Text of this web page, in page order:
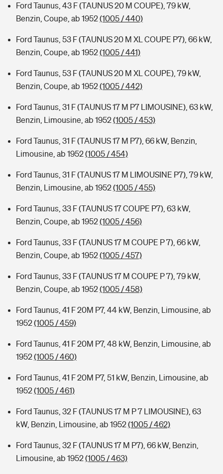
Ford Taunus, 43 F (TAUNUS 20 M COUPE), 79 kW,
Benzin, Coupe, ab 1952(1005 / 440)
Ford Taunus, 53 F (TAUNUS 20 M XL COUPE P7), 66 kW,
Benzin, Coupe, ab 1952(1005 / 441)
Ford Taunus, 53 F (TAUNUS 20 M XL COUPE), 79 kW,
Benzin, Coupe, ab 1952(1005 / 442)
Ford Taunus, 31 F (TAUNUS 17 M P7 LIMOUSINE), 63 kW,
Benzin, Limousine, ab 1952(1005 / 453)
Ford Taunus, 31 F (TAUNUS 17 M P7), 66 kW, Benzin,
Limousine, ab 1952(1005 / 454)
Ford Taunus, 31 F (TAUNUS 17 M LIMOUSINE P7), 79 kW,
Benzin, Limousine, ab 1952(1005 / 455)
Ford Taunus, 33 F (TAUNUS 17 COUPE P7), 63 kW,
Benzin, Coupe, ab 1952(1005 / 456)
Ford Taunus, 33 F (TAUNUS 17 M COUPE P 7), 66 kW,
Benzin, Coupe, ab 1952(1005 / 457)
Ford Taunus, 33 F (TAUNUS 17 M COUPE P 7), 79 kW,
Benzin, Coupe, ab 1952(1005 / 458)
Ford Taunus, 41 F 20M P7, 44 kW, Benzin, Limousine, ab
1952(1005 / 459)
Ford Taunus, 41 F 20M P7, 48 kW, Benzin, Limousine, ab
1952(1005 / 460)
Ford Taunus, 41 F 20M P7, 51 kW, Benzin, Limousine, ab
1952(1005 / 461)
Ford Taunus, 32 F (TAUNUS 17 M P 7 LIMOUSINE), 63
kW, Benzin, Limousine, ab 1952(1005 / 462)
Ford Taunus, 32 F (TAUNUS 17 M P7), 66 kW, Benzin,
Limousine, ab 1952(1005 / 463)